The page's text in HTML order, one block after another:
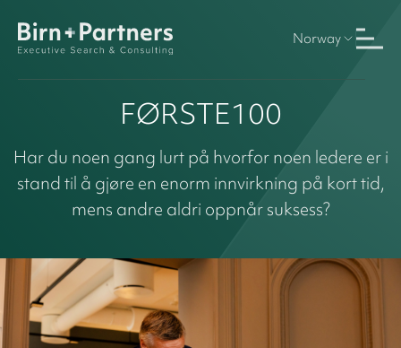
Norway
FØRSTE100
Har du noen gang lurt på hvorfor noen ledere er i
stand til å gjøre en enorm innvirkning på kort tid,
mens andre aldri oppnår suksess?